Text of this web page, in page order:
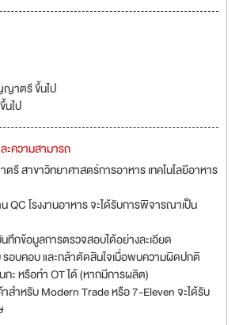
าตรี ขึ้นไป
นไป
ความสามารถ
สาขาวิทยาศาสตร์การอาหาร เทคโนโลยีอาหาร
QC โรงงานอาหาร จะได้รับการพิจารณาเป็น
ทึกข้อมูลการตรวจสอบได้อย่างละเอียด
อบคอบ และกล้าตัดสินใจเมื่อพบความผิดปกติ
กะ หรือทำ OT ได้ (หากมีการผลิต)
สำหรับ Modern Trade หรือ 7-Eleven จะได้รับ